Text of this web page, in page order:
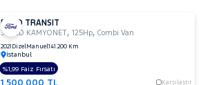
FORD TRANSIT
350ED KAMYONET,125Hp,Combi Van
2021 DizelManuel141.200 Km
İstanbul
Karşılaştır
%1,99 Faiz Fırsatı